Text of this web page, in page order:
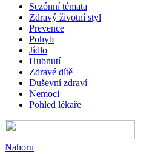
Sezónní témata
Zdravý životní styl
Prevence
Pohyb
Jídlo
Hubnutí
Zdravé dítě
Duševní zdraví
Nemoci
Pohled lékaře
Nahoru